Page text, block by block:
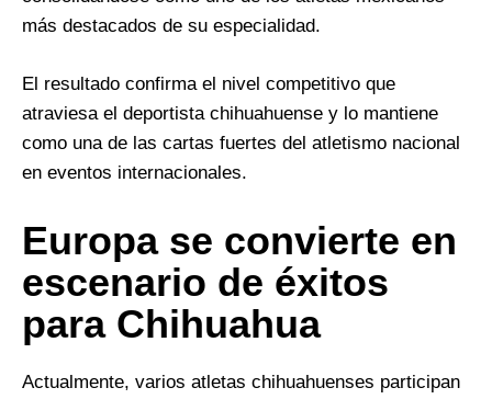
más destacados de su especialidad.
El resultado confirma el nivel competitivo que
atraviesa el deportista chihuahuense y lo mantiene
como una de las cartas fuertes del atletismo nacional
en eventos internacionales.
Europa se convierte en
escenario de éxitos
para Chihuahua
Actualmente, varios atletas chihuahuenses participan